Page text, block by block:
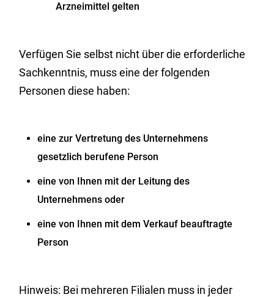
Arzneimittel gelten
Verfügen Sie selbst nicht über die erforderliche
Sachkenntnis, muss eine der folgenden
Personen diese haben:
eine zur Vertretung des Unternehmens
gesetzlich berufene Person
eine von Ihnen mit der Leitung des
Unternehmens oder
eine von Ihnen mit dem Verkauf beauftragte
Person
Hinweis: Bei mehreren Filialen muss in jeder